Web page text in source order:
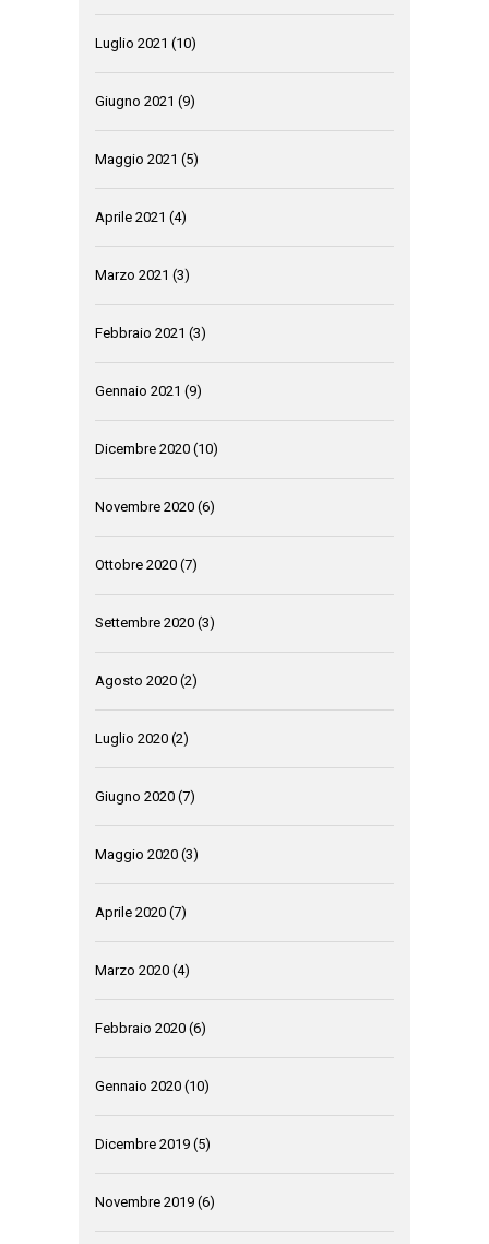
Luglio 2021 (10)
Giugno 2021 (9)
Maggio 2021 (5)
Aprile 2021 (4)
Marzo 2021 (3)
Febbraio 2021 (3)
Gennaio 2021 (9)
Dicembre 2020 (10)
Novembre 2020 (6)
Ottobre 2020 (7)
Settembre 2020 (3)
Agosto 2020 (2)
Luglio 2020 (2)
Giugno 2020 (7)
Maggio 2020 (3)
Aprile 2020 (7)
Marzo 2020 (4)
Febbraio 2020 (6)
Gennaio 2020 (10)
Dicembre 2019 (5)
Novembre 2019 (6)